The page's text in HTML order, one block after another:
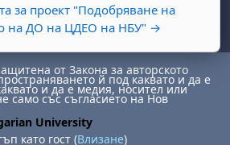
за проект "Подобряване на
на ДО на ЦДЕО на НБУ" →
от Закона за авторското
й под каквато и да е
и да е медия, носител или
само със съгласието на Нов
University
като гост (Влизане)